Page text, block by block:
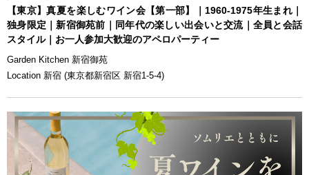
【東京】真夏を楽しむワイン会【第一部】｜1960-1975年生まれ｜
独身限定｜新宿御苑前｜同年代の楽しい出会いと交流｜全員と会話
スタイル｜お一人参加大歓迎のアペロパーティー
Garden Kitchen 新宿御苑
Location 新宿 (東京都新宿区 新宿1-5-4)